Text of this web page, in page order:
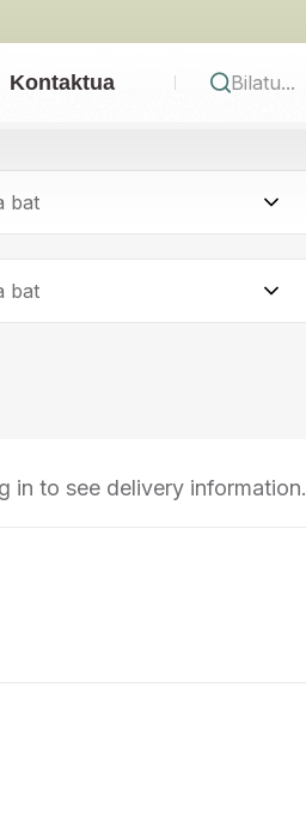
Kontaktua
bat
bat
in to see delivery information.